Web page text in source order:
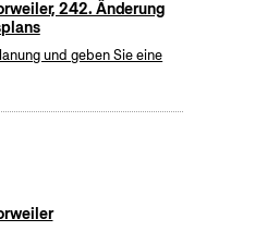
242. Änderung
und geben Sie eine